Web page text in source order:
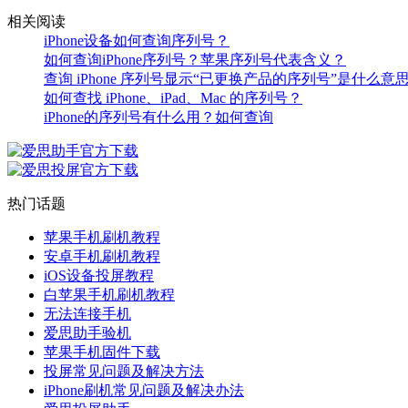
相关阅读
iPhone设备如何查询序列号？
如何查询iPhone序列号？苹果序列号代表含义？
查询 iPhone 序列号显示“已更换产品的序列号”是什么意
如何查找 iPhone、iPad、Mac 的序列号？
iPhone的序列号有什么用？如何查询
热门话题
苹果手机刷机教程
安卓手机刷机教程
iOS设备投屏教程
白苹果手机刷机教程
无法连接手机
爱思助手验机
苹果手机固件下载
投屏常见问题及解决方法
iPhone刷机常见问题及解决办法